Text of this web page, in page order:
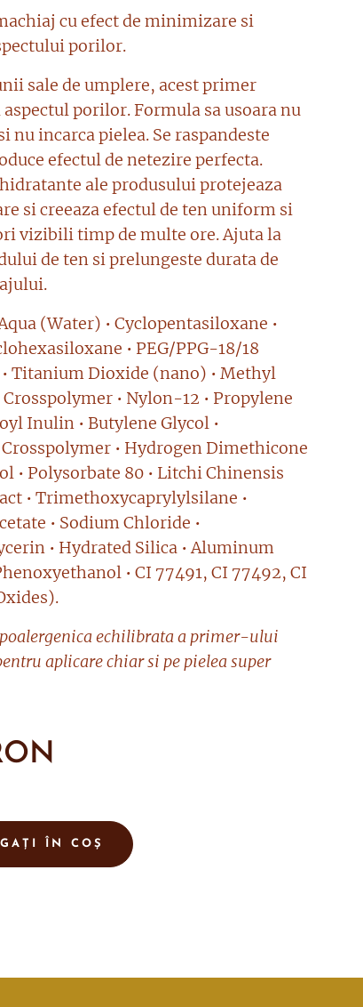
cu efect de minimizare si
porilor.
sale de umplere, acest primer
porilor. Formula sa usoara nu
nu incarca pielea. Se raspandeste
efectul de netezire perfecta.
ale produsului protejeaza
si creeaza efectul de ten uniform si
vizibili timp de multe ore. Ajuta la
de ten si prelungeste durata de
(Water) • Cyclopentasiloxane •
• PEG/PPG-18/18
Titanium Dioxide (nano) • Methyl
• Nylon-12 • Propylene
Inulin • Butylene Glycol •
• Hydrogen Dimethicone
• Polysorbate 80 • Litchi Chinensis
• Trimethoxycaprylylsilane •
• Sodium Chloride •
• Hydrated Silica • Aluminum
• CI 77491, CI 77492, CI
echilibrata a primer-ului
aplicare chiar si pe pielea super
ÎN COȘ